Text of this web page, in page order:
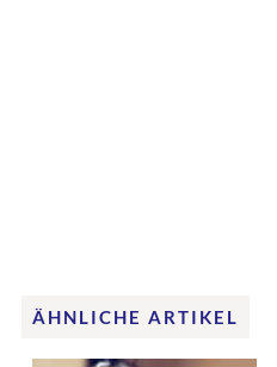
ÄHNLICHE ARTIKEL